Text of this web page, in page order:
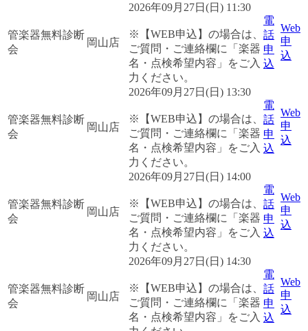
管楽器無料診断
会
岡山店
2026年09月27日(日) 11:30
※【WEB申込】の場合は、
ご質問・ご連絡欄に「楽器
名・点検希望内容」をご入
力ください。
電
話
申
込
Web
申
込
管楽器無料診断
会
岡山店
2026年09月27日(日) 13:30
※【WEB申込】の場合は、
ご質問・ご連絡欄に「楽器
名・点検希望内容」をご入
力ください。
電
話
申
込
Web
申
込
管楽器無料診断
会
岡山店
2026年09月27日(日) 14:00
※【WEB申込】の場合は、
ご質問・ご連絡欄に「楽器
名・点検希望内容」をご入
力ください。
電
話
申
込
Web
申
込
管楽器無料診断
会
岡山店
2026年09月27日(日) 14:30
※【WEB申込】の場合は、
ご質問・ご連絡欄に「楽器
名・点検希望内容」をご入
電
話
申
込
Web
申
込